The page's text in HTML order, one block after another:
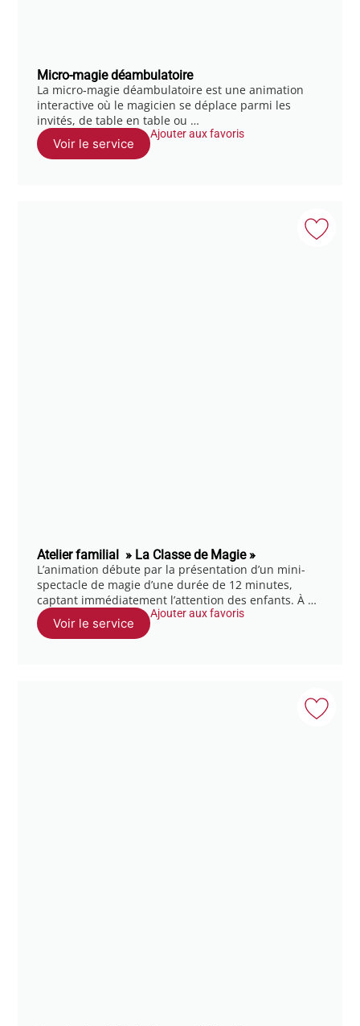
Micro-magie déambulatoire
La micro‑magie déambulatoire est une animation
interactive où le magicien se déplace parmi les
invités, de table en table ou …
Voir le service
Ajouter aux favoris
Atelier familial » La Classe de Magie »
L’animation débute par la présentation d’un mini-
spectacle de magie d’une durée de 12 minutes,
captant immédiatement l’attention des enfants. À …
Voir le service
Ajouter aux favoris